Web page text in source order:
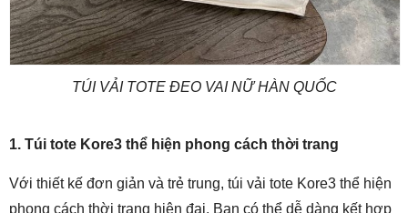
TÚI VẢI TOTE ĐEO VAI NỮ HÀN QUỐC
1. Túi tote Kore3 thể hiện phong cách thời trang
Với thiết kế đơn giản và trẻ trung, túi vải tote Kore3 thể hiện
phong cách thời trang hiện đại. Bạn có thể dễ dàng kết hợp